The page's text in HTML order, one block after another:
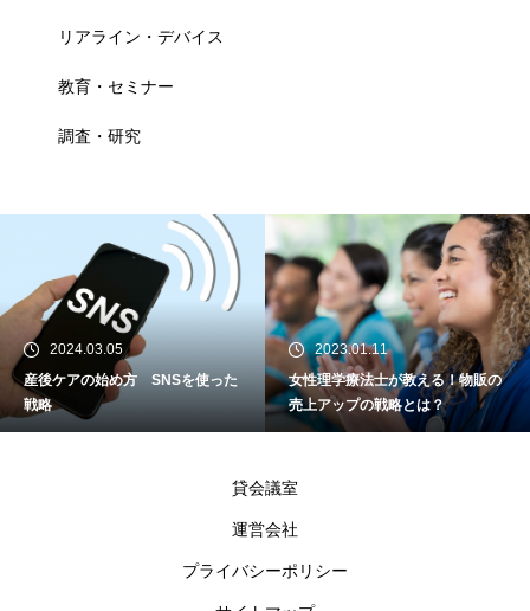
リアライン・デバイス
教育・セミナー
調査・研究
2024.03.05
産後ケアの始め方 SNSを使った
戦略
2023.01.11
女性理学療法士が教える！物販の
売上アップの戦略とは？
貸会議室
運営会社
プライバシーポリシー